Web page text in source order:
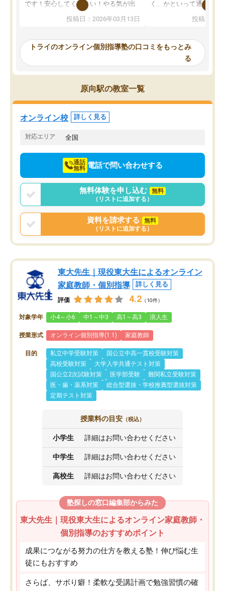
です！安心してください！やる気が出
ないのは私たち講師の責任です」と言
ってくださり、確かに！と考えて、思
ったんですが、学生の先生から学ぶこ
み、徐々に成績が上がったらいいなと
思っていました。何が今足りないのか
を的確に指導いただき、子どももびっ
くりするほど楽しんでやる気を持って
塾を受けています。狙い通り、少しず
つ成績も上がり、苦手意識も無くなっ
てきたので、さらに苦手な数学も追加
でお願いしました。来年の高校受験に
投稿日：2026年03月13日
く、かといって通うには
可能なので本当に助か
らないところをピンポイ
頂いて、とてもわかり
していました。一生を
スト、多少お金がかかっ
投稿日：
トライのオンライン個別指導塾の口コミをもっとみ
る
原向駅の教室一覧
オンライン校 詳しく見る
対応エリア 全国
通話
無料 電話で問い合わせする
無料体験を申し込む
無料
（リストに追加する）
資料を請求する
無料
（リストに追加する）
東大先生｜現役東大生によるオンライン
家庭教師・個別指導
詳しく見る
評価 4.2 （10件）
対象学年 小4～小6 中1～中3 高1～高3 浪人生
授業形式 オンライン個別指導(1:1) 家庭教師
目的 私立中学受験対策
国公立中高一貫校受験対策
高校受験対策
大学入学共通テスト対策
国公立2次試験対策
医学部受験
難関私立受験対策
医・歯・薬系対策
総合型選抜・学校推薦型選抜対策
定期テスト対策
授業料の目安 （税込）
小学生 詳細はお問い合わせください
中学生 詳細はお問い合わせください
高校生 詳細はお問い合わせください
塾探しの窓口編集部からみた
東大先生｜現役東大生によるオンライン家庭教師・
個別指導のおすすめポイント
成果につながる努力の仕方を教える塾！伸び悩む生
徒にもおすすめ
さらば、サボり癖！柔軟な受講計画で勉強習慣の確